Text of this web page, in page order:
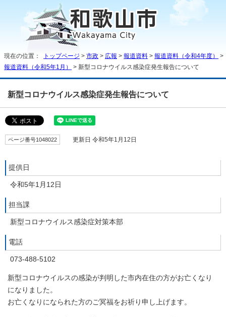
現在の位置： トップページ > 市政 > 広報 > 報道資料 > 報道資料（令和4年度）
>
報道資料（令和5年1月）
> 新型コロナウイルス感染症発生報告について
新型コロナウイルス感染症発生報告について
ページ番号1048022 更新日 令和5年1月12日
提供日
令和5年1月12日
担当課
新型コロナウイルス感染症対策本部
電話
073-488-5102
新型コロナウイルスの感染が判明した市内在住の方がお亡くなり
になりました。
お亡くなりになられた方のご冥福をお祈り申し上げます。